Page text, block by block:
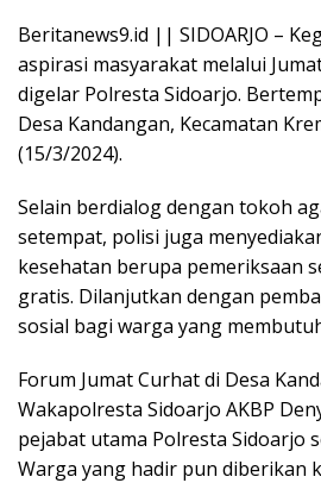
Beritanews9.id || SIDOARJO –
aspirasi masyarakat melalui
digelar Polresta Sidoarjo.
Desa Kandangan, Kecamatan
(15/3/2024).
Selain berdialog dengan tokoh
setempat, polisi juga
kesehatan berupa pemeriksaan
gratis. Dilanjutkan dengan
sosial bagi warga yang
Forum Jumat Curhat di Desa
Wakapolresta Sidoarjo AKBP
pejabat utama Polresta Sidoarjo
Warga yang hadir pun diberikan